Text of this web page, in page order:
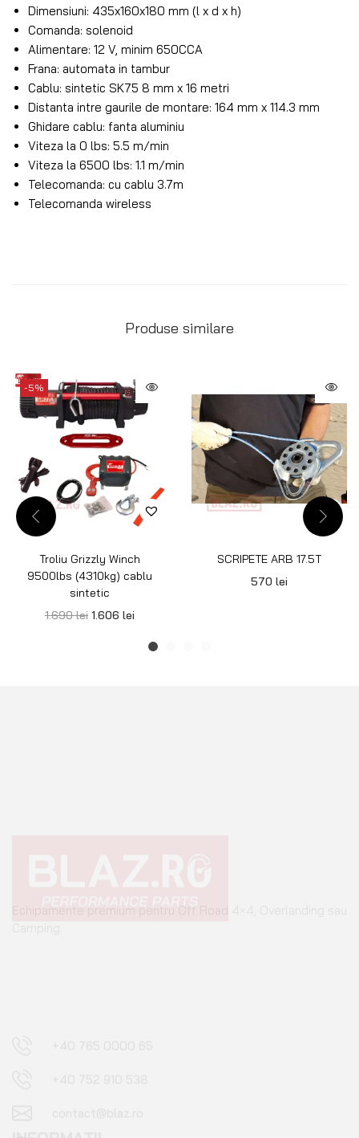
Dimensiuni: 435x160x180 mm (l x d x h)
Comanda: solenoid
Alimentare: 12 V, minim 650CCA
Frana: automata in tambur
Cablu: sintetic SK75 8 mm x 16 metri
Distanta intre gaurile de montare: 164 mm x 114.3 mm
Ghidare cablu: fanta aluminiu
Viteza la 0 lbs: 5.5 m/min
Viteza la 6500 lbs: 1.1 m/min
Telecomanda: cu cablu 3.7m
Telecomanda wireless
Produse similare
-5%
Troliu Grizzly Winch
9500lbs (4310kg) cablu
sintetic
1.690lei 1.606 lei
SCRIPETE ARB 17.5T
570 lei